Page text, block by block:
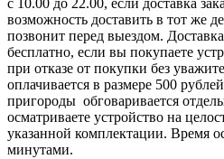
с 10.00 до 22.00, если доставка
возможность доставить в тот же
позвонит перед выездом.
бесплатно, если вы покупаете
при отказе от покупки без
оплачивается в размере 500
пригороды обговаривается
осматриваете устройство на
указанной комплектации. Время
минутами.